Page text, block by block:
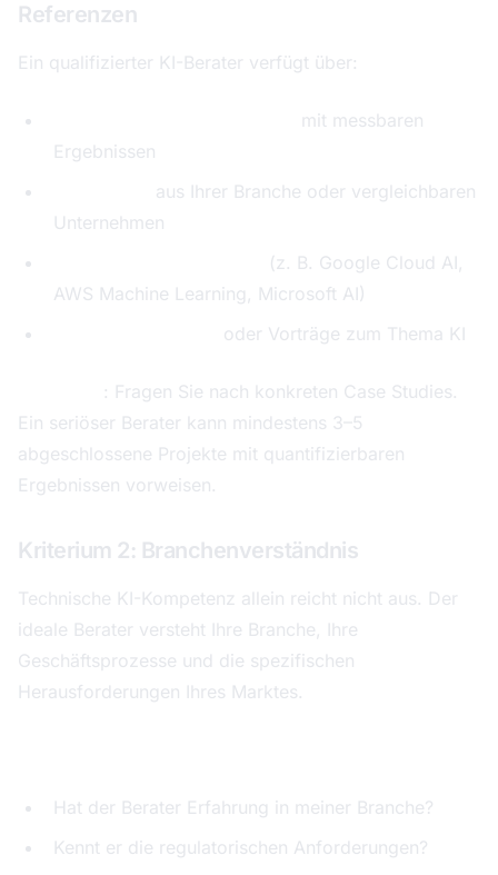
Referenzen
Ein qualifizierter KI-Berater verfügt über:
mit messbaren
Ergebnissen
aus Ihrer Branche oder vergleichbaren
Unternehmen
(z. B. Google Cloud AI,
AWS Machine Learning, Microsoft AI)
oder Vorträge zum Thema KI
: Fragen Sie nach konkreten Case Studies.
Ein seriöser Berater kann mindestens 3–5
abgeschlossene Projekte mit quantifizierbaren
Ergebnissen vorweisen.
Kriterium 2: Branchenverständnis
Technische KI-Kompetenz allein reicht nicht aus. Der
ideale Berater versteht Ihre Branche, Ihre
Geschäftsprozesse und die spezifischen
Herausforderungen Ihres Marktes.
Hat der Berater Erfahrung in meiner Branche?
Kennt er die regulatorischen Anforderungen?